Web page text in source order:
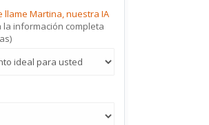
llame Martina, nuestra IA
la información completa